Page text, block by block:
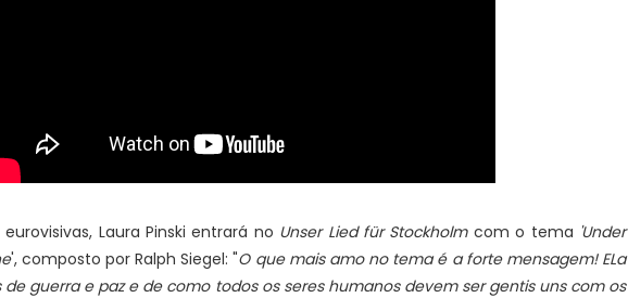
Laura Pinski entrará no Unser Lied für Stockholmcom o tema 'Under
', composto por Ralph Siegel: "O que mais amo no tema é a forte mensagem! ELa
de guerra e paz e de como todos os seres humanos devem ser gentis uns com os